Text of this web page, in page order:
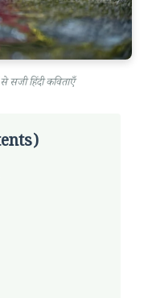
हिंदी कविताएँ